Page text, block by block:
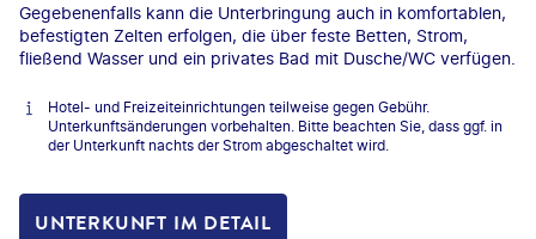
Gegebenenfalls kann die Unterbringung auch in komfortablen,
befestigten Zelten erfolgen, die über feste Betten, Strom,
fließend Wasser und ein privates Bad mit Dusche/WC verfügen.
Hotel- und Freizeiteinrichtungen teilweise gegen Gebühr.
Unterkunftsänderungen vorbehalten. Bitte beachten Sie, dass ggf. in
der Unterkunft nachts der Strom abgeschaltet wird.
UNTERKUNFT IM DETAIL